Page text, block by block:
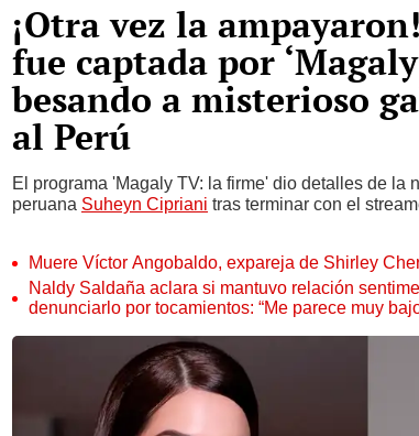
¡Otra vez la
fue captada por
besando a misterioso
al Perú
El programa 'Magaly TV: la firme' dio detalles de la
peruana Suheyn Cipriani tras terminar con el
Muere Víctor Angobaldo, expareja de Shirley
Naldy Saldaña aclara si mantuvo relación
denunciarlo por tocamientos: “Me parece muy